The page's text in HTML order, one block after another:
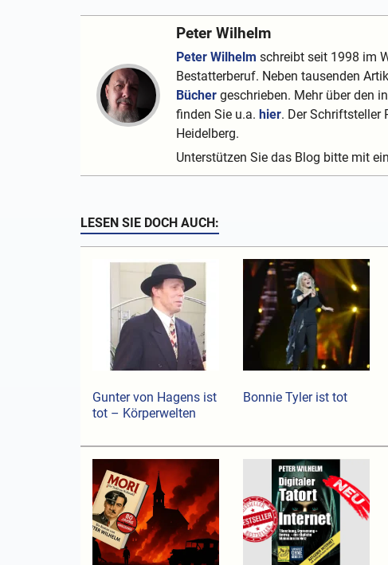
Peter Wilhelm
Peter Wilhelm schreibt seit 1998 im
Bestatterberuf. Neben tausenden
Büchergeschrieben. Mehr über den
finden Sie u.a. hier. Der Schriftsteller
Heidelberg.
Unterstützen Sie das Blog bitte mit
LESEN SIE DOCH AUCH:
Gunter von Hagens ist
tot – Körperwelten
Bonnie Tyler ist tot